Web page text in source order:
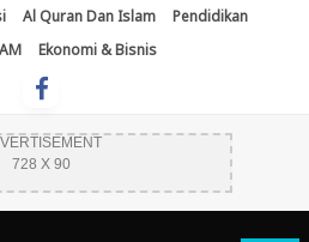
Al Quran Dan Islam
Pendidikan
Ekonomi & Bisnis
728 X 90